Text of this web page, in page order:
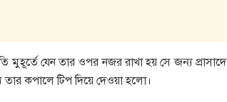
মুহূর্তে যেন তার ওপর নজর রাখা হয় সে জন্য প্রাসাদে
কপালে টিপ দিয়ে দেওয়া হলো।